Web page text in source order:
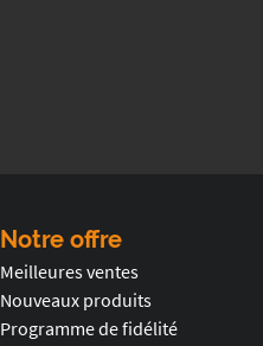
Notre offre
Meilleures ventes
Nouveaux produits
Programme de fidélité